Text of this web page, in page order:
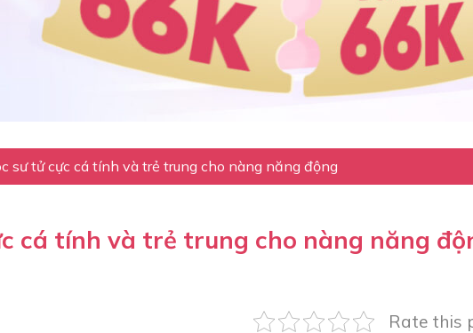
sư tử cực cá tính và trẻ trung cho nàng năng động
cá tính và trẻ trung cho nàng năng
Rate this